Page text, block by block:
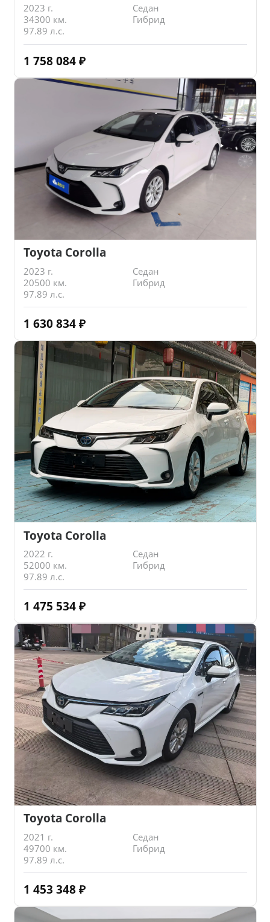
2023 г.
Седан
34300 км.
Гибрид
97.89 л.с.
1 758 084 ₽
Toyota Corolla
2023 г.
Седан
20500 км.
Гибрид
97.89 л.с.
1 630 834 ₽
Toyota Corolla
2022 г.
Седан
52000 км.
Гибрид
97.89 л.с.
1 475 534 ₽
Toyota Corolla
2021 г.
Седан
49700 км.
Гибрид
97.89 л.с.
1 453 348 ₽